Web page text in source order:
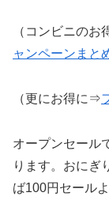
（コンビニの
ャンペーンまと
（更にお得に⇒
オープンセール
ります。おにぎ
ば100円セール